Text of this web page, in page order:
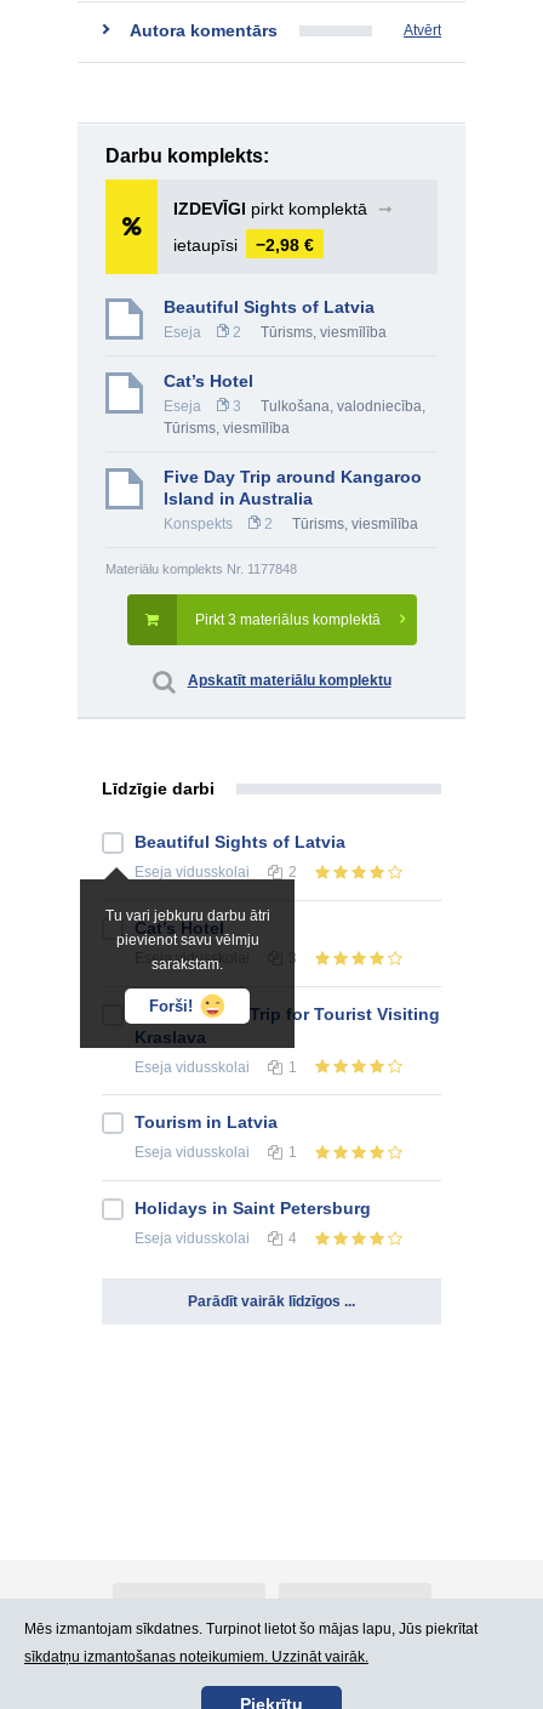
Autora komentārs Atvērt
Darbu komplekts:
IZDEVĪGI pirkt komplektā
➞
ietaupīsi
−2,98 €
Beautiful Sights of Latvia
Eseja 2 Tūrisms, viesmīlība
Cat’s Hotel
Eseja 3 Tulkošana, valodniecība,
Tūrisms, viesmīlība
Five Day Trip around Kangaroo
Island in Australia
Konspekts 2 Tūrisms, viesmīlība
Materiālu komplekts Nr. 1177848
Pirkt 3 materiālus komplektā
Apskatīt materiālu komplektu
Līdzīgie darbi
Tu vari jebkuru darbu ātri
pievienot savu vēlmju
sarakstam.
Forši!
Beautiful Sights of Latvia
Eseja vidusskolai 2
Cat’s Hotel
Esejavidusskolai 3
Planning Day Trip for Tourist Visiting
Kraslava
Eseja vidusskolai 1
Tourism in Latvia
Eseja vidusskolai 1
Holidays in Saint Petersburg
Eseja vidusskolai 4
Parādīt vairāk līdzīgos ...
Kontakti Lietošanas noteikumi
Mēs izmantojam sīkdatnes. Turpinot lietot šo mājas lapu, Jūs piekrītat
sīkdatņu izmantošanas noteikumiem. Uzzināt vairāk.
Piekrītu